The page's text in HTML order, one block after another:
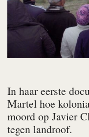
In haar eerste
Martel hoe
moord op Javier
tegen landroof.